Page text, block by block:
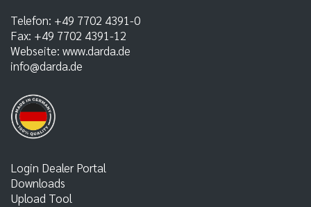
Telefon: +49 7702 4391-0
Fax: +49 7702 4391-12
Webseite: www.darda.de
info@darda.de
Login Dealer Portal
Downloads
Upload Tool